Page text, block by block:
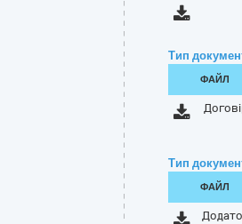
Тип
ФАЙЛ
Тип
ФАЙЛ